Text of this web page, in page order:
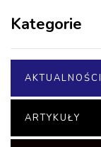
Kategorie
AKTUALNOŚCI
ARTYKUŁY